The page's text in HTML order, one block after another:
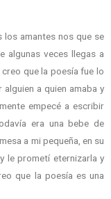
los amantes nos que se
algunas veces llegas a
que la poesía fue lo
a quien amaba y
empecé a escribir
era una bebe de
a mi pequeña, en su
le prometí eternizarla y
que la poesía es una